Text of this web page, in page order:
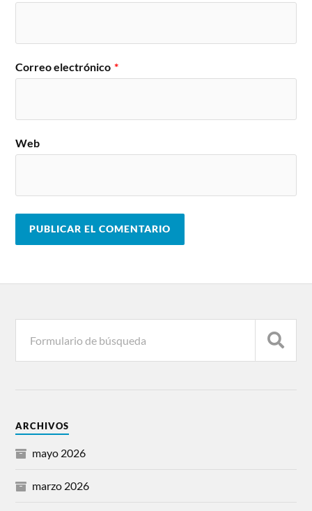
Correo electrónico *
Web
ARCHIVOS
mayo 2026
marzo 2026